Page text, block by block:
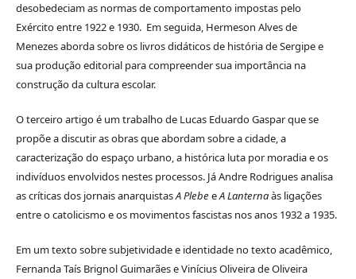
desobedeciam as normas de comportamento impostas pelo
Exército entre 1922 e 1930. Em seguida, Hermeson Alves de
Menezes aborda sobre os livros didáticos de história de Sergipe e
sua produção editorial para compreender sua importância na
construção da cultura escolar.
O terceiro artigo é um trabalho de Lucas Eduardo Gaspar que se
propõe a discutir as obras que abordam sobre a cidade, a
caracterização do espaço urbano, a histórica luta por moradia e os
indivíduos envolvidos nestes processos. Já Andre Rodrigues analisa
as críticas dos jornais anarquistasA Plebe eA Lanternaàs ligações
entre o catolicismo e os movimentos fascistas nos anos 1932 a 1935.
Em um texto sobre subjetividade e identidade no texto acadêmico,
Fernanda Taís Brignol Guimarães e Vinícius Oliveira de Oliveira